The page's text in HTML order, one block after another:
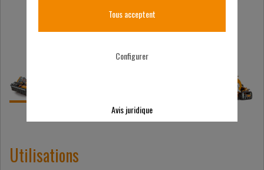
Utilisations
Tous acceptent
Configurer
Avis juridique